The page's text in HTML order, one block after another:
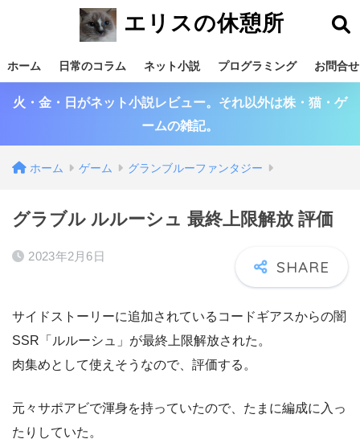
エリスの休憩所
ホーム 日常のコラム ネット小説 プログラミング お問合せ
火・金・日がネット小説レビュー。それ以外は株・猫・ゲ
ームの雑記。
ホーム ゲーム グランブルーファンタジー
グラブル ルルーシュ 最終上限解放 評価
2023年2月6日
サイドストーリーに追加されているコードギアスからの闇
SSR「ルルーシュ」が最終上限解放された。
肉集めとして使えそうなので、評価する。
元々サポアビで渾身を持っていたので、たまに編成に入っ
たりしていた。